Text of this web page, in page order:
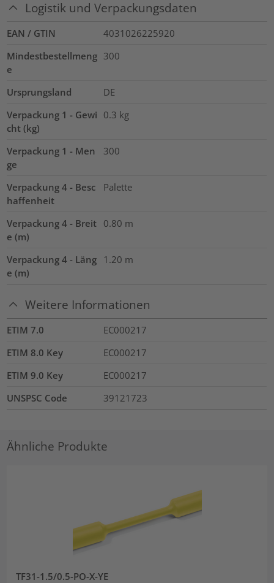
Logistik und Verpackungsdaten
EAN / GTIN
4031026225920
Mindestbestellmeng
e
300
Ursprungsland
DE
Verpackung 1 - Gewi
cht (kg)
0.3 kg
Verpackung 1 - Men
ge
300
Verpackung 4 - Besc
haffenheit
Palette
Verpackung 4 - Breit
e (m)
0.80 m
Verpackung 4 - Läng
e (m)
1.20 m
Weitere Informationen
ETIM 7.0
EC000217
ETIM 8.0 Key
EC000217
ETIM 9.0 Key
EC000217
UNSPSC Code
39121723
Ähnliche Produkte
TF31-1.5/0.5-PO-X-YE